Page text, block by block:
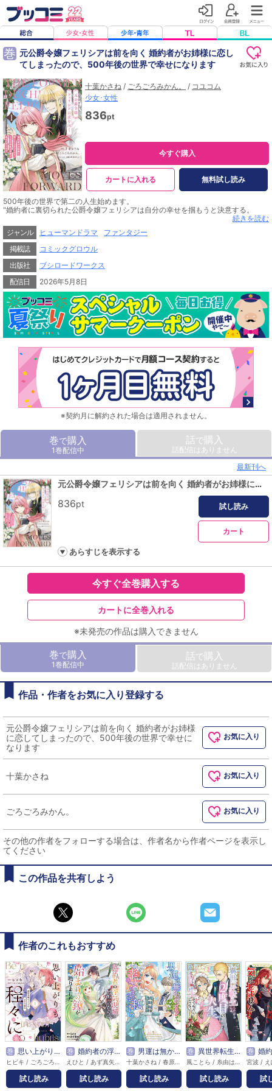
巻 元公爵令嬢フェリシアは前を向く 婚約者がお姉様に恋し
てしまったので、500年後の世界で幸せになります
十葉かさね / ごろごろみかん。 / コユコム
少女･女性
836pt
今すぐ購入
カートに入れる 無料試し読み
500年後の世界で第二の人生始めます。
"婚約者に裏切られた公爵令嬢フェリシアは自分の幸せを掴もうと決意する。
5日間部屋に籠り両親を説得するため資料を制作するが、外に出るとそこは500年
後の世界で!?
フェリシアの第二の人生が始まる。"
続きを読む
ジャンル
ヒューマンドラマ
ファンタジー
掲載誌
コミックグロウル
出版社
ブシロードワークス
配信日
2026年5月8日
※契約月に解約された場合は適用されません。
巻で購入
1巻配信中
話で購入
話配信はありません
最新刊へ
元公爵令嬢フェリシアは前を向く 婚約者がお姉様に恋してしまったので、500年後の世界で幸せになります 1
836pt 試し読み
カート
あらすじを表示する
今すぐ全巻購入する
カートに全巻入れる
※未発売の作品は購入できません
巻で購入
1巻配信中
話で購入
話配信はありません
作品・作者をお気に入り登録する
元公爵令嬢フェリシアは前を向く 婚約者がお姉様
に恋してしまったので、500年後の世界で幸せに
なります
お気に入り
十葉かさね お気に入り
ごろごろみかん。 お気に入り
その他の作者をフォローする場合は、作者名から作者ページを表示し
てください
この作品を共有しよう
作者のこれもおすすめ
巻 思い上がりも程々に。地味令嬢アメリアの幸せな婚約
試し読み
巻 婚約者の浮気現場を見ちゃったので始まりの鐘が鳴りました THE COMIC
試し読み
巻 男運は無かったけれど最後に幸せになるのは私ですわ！ アンソロジーコミック
試し読み
巻 異世界転生したからには、２度目の人生たくましく生きてやろうじゃない！アンソロジーコミック
試し読み
巻 婚約破棄？そうですか。わ
試